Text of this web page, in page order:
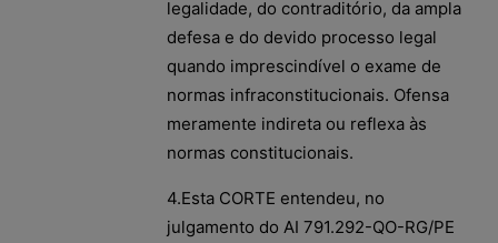
legalidade, do contraditório, da ampla
defesa e do devido processo legal
quando imprescindível o exame de
normas infraconstitucionais. Ofensa
meramente indireta ou reflexa às
normas constitucionais.
4.Esta CORTE entendeu, no
julgamento do AI 791.292-QO-RG/PE